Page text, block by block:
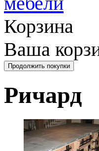
Корзина
Ваша
Ричард